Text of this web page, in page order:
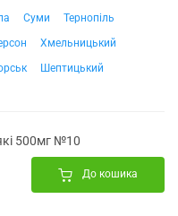
Суми
Тернопіль
Хмельницький
Шептицький
500мг №10
До кошика